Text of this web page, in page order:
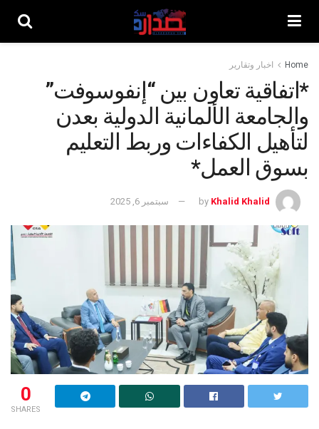
Home اخبار وتقارير
*اتفاقية تعاون بين “إنفوسوفت”
والجامعة الألمانية الدولية بعدن
لتأهيل الكفاءات وربط التعليم
بسوق العمل*
by Khalid Khalid سبتمبر 6, 2025
0
SHARES